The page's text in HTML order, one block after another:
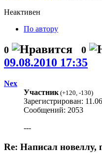
Неактивен
По автору
0 0
09.08.2010 17:35
Nex
Участник(+120, -130)
Зарегистрирован:
Сообщений: 2053
---
Re: Написал